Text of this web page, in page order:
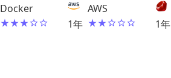
Docker
1年
AWS
1年